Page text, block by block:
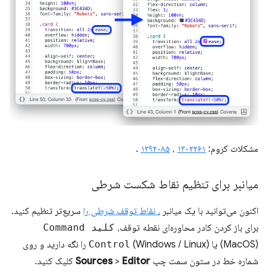
مشکلات کروم: ۱۳۰۲۲۶۱ ، ۱۳۹۲۰۸۵ .
میانبر برای تنظیم نقاط شکست شرطی
اکنون می‌توانید با یک میانبر ، نقاط توقف شرطی را سریع‌تر تنظیم کنید.
برای باز کردن کادر محاوره‌ای نقطه توقف، کلید Command
(MacOS) یا Control (Windows / Linux) را نگه دارید و روی
شماره خط در ستون سمت چپ
Sources> Editor کلیک کنید.